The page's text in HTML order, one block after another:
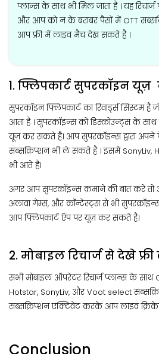
प्लान्स के साथ भी मिल जाता है । यह
और आप को न के बराबर पैसों में OTT
आप फ्री में लाइव मैच देख सकते है ।
1. फ्लिपकार्ट सुपरकॉइन
सुपरकॉइन फ्लिपकार्ट का रिवार्ड्स सिस्टम
आता है । सुपरकॉइन्स को डिस्कोउन्ट्स के
यूज़ कर सकते है। आप सुपरकॉइन्स द्वारा अपने
सब्सक्रिप्शन भी ले सकते है । इसमें SonyLiv,
भी आते है।
अगर आप सुपरकॉइन्स कमाने की बात करें तो
अलावा गेम्स, और कॉन्टेस्ट्स से भी
आप फ्लिपकार्ट ऍप पर यूज़ कर सकते है।
2. मोबाइल रिचार्ज से देखे
सभी मोबाइल ऑपरेटर रिचार्ज प्लान्स के साथ
Hotstar, SonyLiv, और Voot select
सब्सक्रिप्शन एक्टिवेट करके आप लाइव
Conclusion